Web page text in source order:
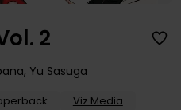
2
, Yu Sasuga
Viz Media